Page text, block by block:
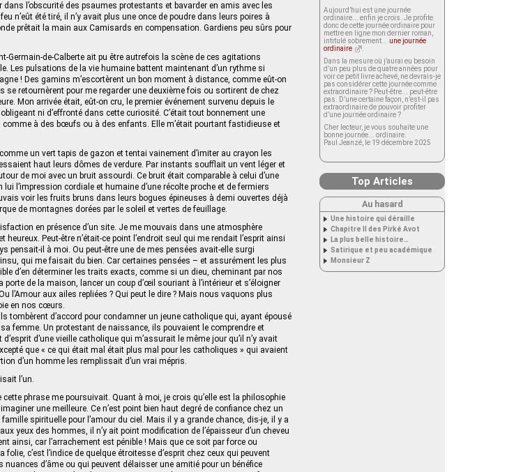
l’obscurité des psaumes protestants et bavarder en amis avec les
n’eût été tiré, il n’y avait plus une once de poudre dans leurs poires à
prêtait la main aux Camisards en compensation. Gardiens peu sûrs pour
Germain-de-Calberte ait pu être autrefois la scène de ces agitations
Les pulsations de la vie humaine battent maintenant d’un rythme si
! Des gamins m’escortèrent un bon moment à distance, comme eût-on
retournèrent pour me regarder une deuxième fois ou sortirent de chez
Mon arrivée était, eût-on cru, le premier événement survenu depuis le
ni d’effronté dans cette curiosité. C’était tout bonnement une
à des bœufs ou à des enfants. Elle m’était pourtant fastidieuse et
un vert tapis de gazon et tentai vainement d’imiter au crayon les
haut leurs dômes de verdure. Par instants soufflait un vent léger et
de moi avec un bruit assourdi. Ce bruit était comparable à celui d’une
l’impression cordiale et humaine d’une récolte proche et de fermiers
voir les fruits bruns dans leurs bogues épineuses à demi ouvertes déjà
de montagnes dorées par le soleil et vertes de feuillage.
en présence d’un site. Je me mouvais dans une atmosphère
Peut-être n’était-ce point l’endroit seul qui me rendait l’esprit ainsi
pensait-il à moi. Ou peut-être une de mes pensées avait-elle surgi
qui me faisait du bien. Car certaines pensées – et assurément les plus
d’en déterminer les traits exacts, comme si un dieu, cheminant par nos
de la maison, lancer un coup d’œil souriant à l’intérieur et s’éloigner
l’Amour aux ailes repliées ? Qui peut le dire ? Mais nous vaquons plus
en nos cœurs.
tombèrent d’accord pour condamner un jeune catholique qui, ayant épousé
femme. Un protestant de naissance, ils pouvaient le comprendre et
d’une vieille catholique qui m’assurait le même jour qu’il n’y avait
que « ce qui était mal était plus mal pour les catholiques » qui avaient
d’un homme les remplissait d’un vrai mépris.
l’un.
phrase me poursuivait. Quant à moi, je crois qu’elle est la philosophie
une meilleure. Ce n’est point bien haut degré de confiance chez un
spirituelle pour l’amour du ciel. Mais il y a grande chance, dis-je, il y a
yeux des hommes, il n’y ait point modification de l’épaisseur d’un cheveu
ainsi, car l’arrachement est pénible ! Mais que ce soit par force ou
c’est l’indice de quelque étroitesse d’esprit chez ceux qui peuvent
d’âme ou qui peuvent délaisser une amitié pour un bénéfice
Aujourd’hui est une journée
ordinaire... enfin je crois. Je profite
donc de cette journée ordinaire pour
mettre en ligne mon dernier roman,
intitulé sobrement... une journée
ordinaire
Dans la mesure où j’aurai eu besoin
d’un peu plus de quatre années pour
voir ce petit livre achevé, ne devrais-je
pas considérer cette journée comme
extraordinaire ? Peut-être... peut-être
pas. D’une certaine façon, n’est-il pas
extraordinaire de pouvoir profiter
d’une journée ordinaire ?
Cher lecteur, je vous souhaite une
bonne journée... ordinaire.
Paul Jeanzé, le 19 décembre 2025
Top Articles
Au hasard
Une histoire qui déraille
Chapitre II des Pirké Avot
La plus belle histoire…
Satirique et peu académique
Monsieur Z